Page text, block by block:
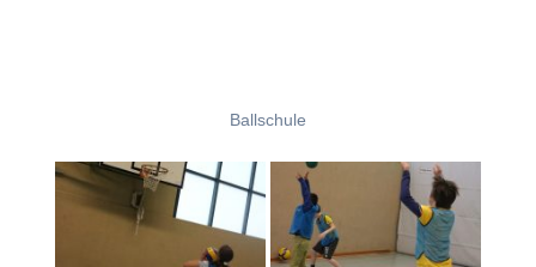
Ballschule